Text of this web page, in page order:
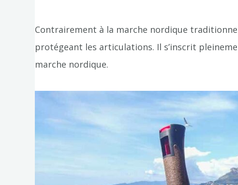
Contrairement à la marche nordique
protégeant les articulations. Il s’inscrit
marche nordique.